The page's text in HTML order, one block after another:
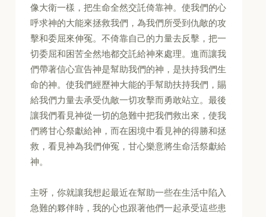
像大衛一樣，把生命全然交託倚靠神。使我們的心
呼求神的大能來拯救我們，為我們所受到仇敵的攻
擊和委屈來伸冤。不倚靠自己的力量去反擊，把一
切委屈和困苦全然地都交託給神來處理。進而讓我
們帶著信心宣告神是幫助我們的神，是扶持我們生
命的神。使我們經歷神大能的手幫助扶持我們，賜
給我們力量去承受仇敵一切攻擊而勇敢站立。最後
讓我們看見神從一切的急難中把我們救出來，使我
們將甘心祭獻給神，而在困境中看見神的得勝和拯
救，看見神為我們伸冤，甘心樂意將生命活祭獻給
神。
主呀，你就讓我想起最近在幫助一些在生活中陷入
急難的夥伴時，我的心也跟著他們一起承受這些患